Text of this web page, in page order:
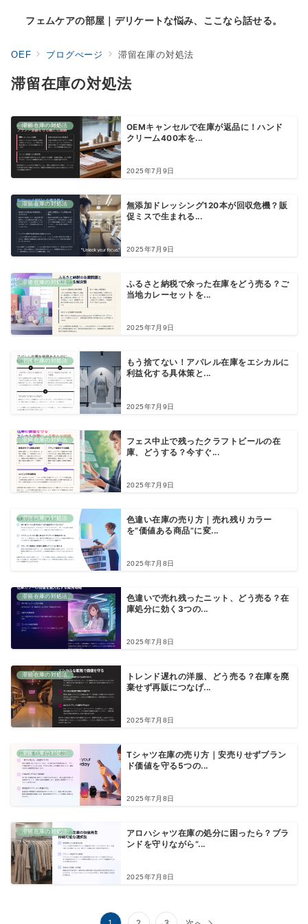
フェムケアの部屋｜デリケートな悩み、ここなら話せる。
OEF ブログぺージ 滞留在庫の対処法
滞留在庫の対処法
滞留在庫の対処法
OEMキャンセルで在庫が返品に！ハンド
クリーム400本を...
2025年7月9日
滞留在庫の対処法
無添加ドレッシング120本が回収危機？販
促ミスで生まれる...
2025年7月9日
滞留在庫の対処法
ふるさと納税で余った在庫をどう売る？ご
当地カレーセットを...
2025年7月9日
滞留在庫の対処法
もう捨てない！アパレル在庫をエシカルに
利益化する具体策と...
2025年7月9日
滞留在庫の対処法
フェス中止で残ったクラフトビールの在
庫、どうする？今すぐ...
2025年7月9日
滞留在庫の対処法
色違い在庫の売り方｜売れ残りカラー
を“価値ある商品”に変...
2025年7月8日
滞留在庫の対処法
色違いで売れ残ったニット、どう売る？在
庫処分に効く3つの...
2025年7月8日
滞留在庫の対処法
トレンド遅れの洋服、どう売る？在庫を廃
棄せず再販につなげ...
2025年7月8日
滞留在庫の対処法
Tシャツ在庫の売り方｜安売りせずブラン
ド価値を守る5つの...
2025年7月8日
滞留在庫の対処法
アロハシャツ在庫の処分に困ったら？ブラ
ンドを守りながら“...
2025年7月8日